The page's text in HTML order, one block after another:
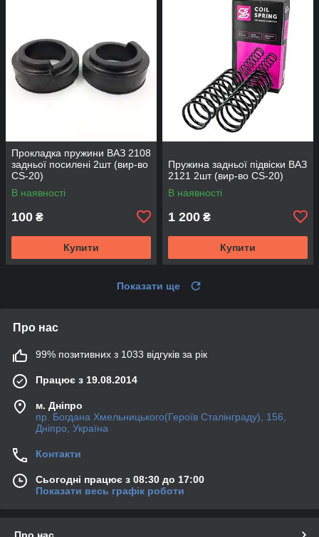
Прокладка пружини ВАЗ 2108
задньої посилені 2шт (вир-во
CS-20)
В наявності
100 ₴
Купити
Пружина задньої підвіски ВАЗ
2121 2шт (вир-во CS-20)
В наявності
1 200 ₴
Купити
Показати ще
Про нас
99% позитивних з 1033 відгуків за рік
Працює з 19.08.2014
м. Дніпро
пр. Богдана Хмельницького(Героїв Сталінграду), 156,
Дніпро, Україна
Контакти
Сьогодні працює з 08:30 до 17:00
Показати весь графік роботи